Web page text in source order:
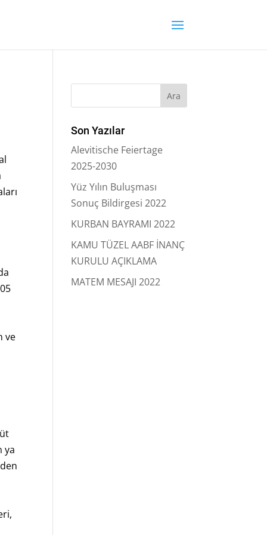
ve
ya
Son Yazılar
Alevitische Feiertage
2025-2030
Yüz Yılın Buluşması
Sonuç Bildirgesi 2022
KURBAN BAYRAMI 2022
KAMU TÜZEL AABF İNANÇ
KURULU AÇIKLAMA
MATEM MESAJI 2022